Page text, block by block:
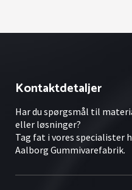
Kontaktdetaljer
Har du spørgsmål til
eller løsninger?
Tag fat i vores specialister
Aalborg Gummivarefabrik.